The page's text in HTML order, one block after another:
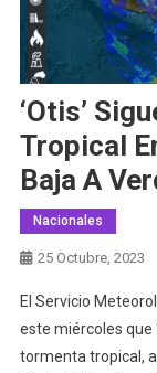
‘Otis’
Tropical
Baja A
Nacionales
25 Octubre, 2023
El Servicio
este miércoles que
tormenta tropical,